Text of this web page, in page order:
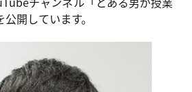
開しています。